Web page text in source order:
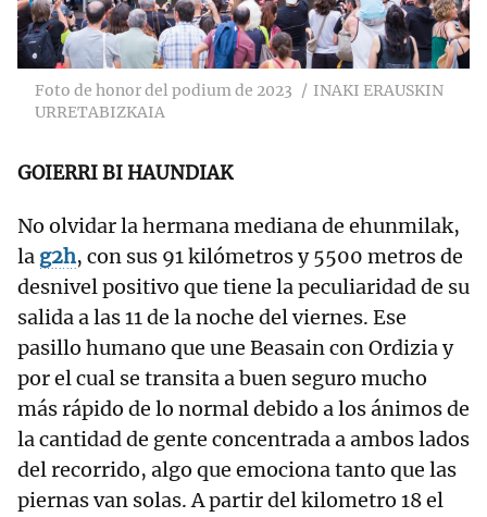
Foto de honor del podium de 2023
INAKI ERAUSKIN
URRETABIZKAIA
GOIERRI BI HAUNDIAK
No olvidar la hermana mediana de ehunmilak,
la g2h, con sus 91 kilómetros y 5500 metros de
desnivel positivo que tiene la peculiaridad de su
salida a las 11 de la noche del viernes. Ese
pasillo humano que une Beasain con Ordizia y
por el cual se transita a buen seguro mucho
más rápido de lo normal debido a los ánimos de
la cantidad de gente concentrada a ambos lados
del recorrido, algo que emociona tanto que las
piernas van solas. A partir del kilometro 18 el